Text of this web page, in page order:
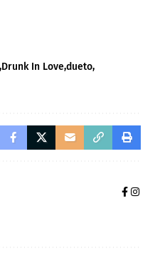
Drunk In Lovedueto